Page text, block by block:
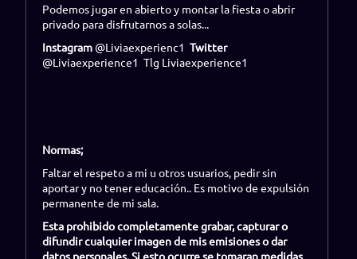
Podemos jugar en abierto y montar la fiesta o abrir
privado para disfrutarnos a solas...
Instagram @Liviaexperienc1 Twitter
@Liviaexperience1 Tlg Liviaexperience1
Normas;
Faltar el respeto a mi u otros usuarios, pedir sin
aportar y no tener educación.. Es motivo de expulsión
permanente de mi sala.
Esta prohibido completamente grabar, capturar o
difundir cualquier imagen de mis emisiones o dar
datos personales. Si esto ocurre se tomaran medidas